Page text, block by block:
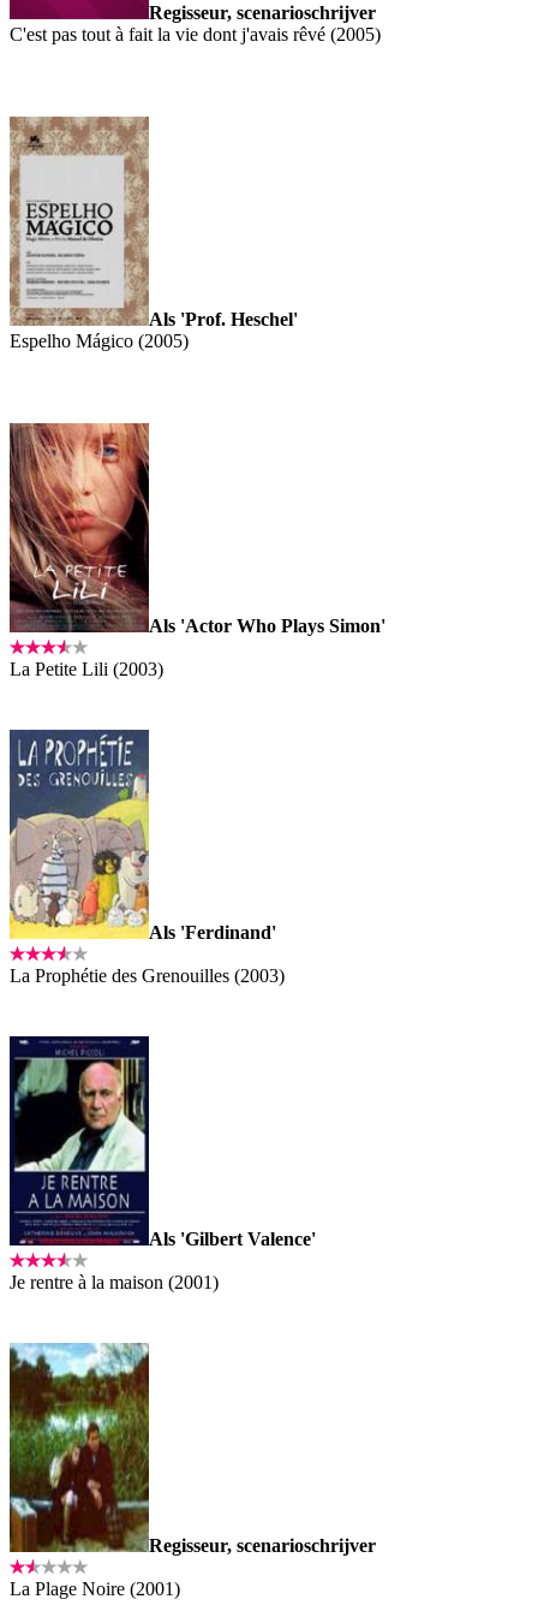
Regisseur, scenarioschrijver
C'est pas tout à fait la vie dont j'avais rêvé (2005)
Als 'Prof. Heschel'
Espelho Mágico (2005)
Als 'Actor Who Plays Simon'
La Petite Lili (2003)
Als 'Ferdinand'
La Prophétie des Grenouilles (2003)
Als 'Gilbert Valence'
Je rentre à la maison (2001)
Regisseur, scenarioschrijver
La Plage Noire (2001)